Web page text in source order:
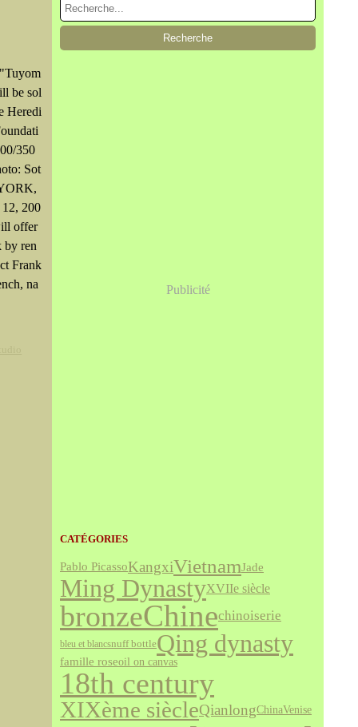
be sol
Heredi
350
Sot
200
offer
by ren
Frank
na
Publicité
CATÉGORIES
Pablo PicassoKangxiVietnamJade
Ming DynastyXVIIe siècle
bronzeChinechinoiserie
bleu et blancsnuff bottleQing dynasty
famille roseoil on canvas
18th century
XIXème siècleQianlongChinaVenise